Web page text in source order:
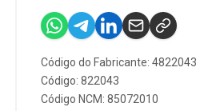
Código do Fabricante: 4822043
Código: 822043
Código NCM: 85072010